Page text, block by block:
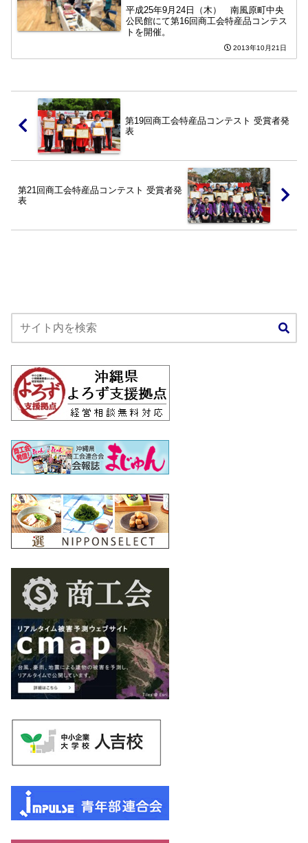
平成25年9月24日（木） 南風原町中央
公民館にて第16回商工会特産品コンテス
トを開催。
2013年10月21日
第19回商工会特産品コンテスト 受賞者発
表
第21回商工会特産品コンテスト 受賞者発
表